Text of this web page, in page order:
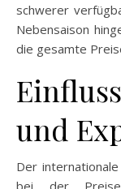
schwerer
Nebensaison
die gesamte
und
Der